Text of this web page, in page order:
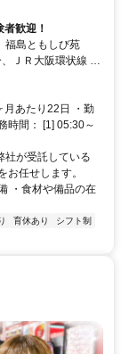
歓迎！
島ともしび苑
ＪＲ大阪環状線 野
線 玉川（大阪府）
月あたり22日 ・勤
時間： [1] 05:30～
社が受託している
任せします。
・食材や備品の在
育休あり
シフト制